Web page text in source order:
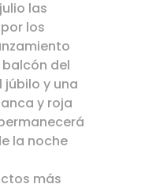
a
las
los
del
y una
y roja
la noche